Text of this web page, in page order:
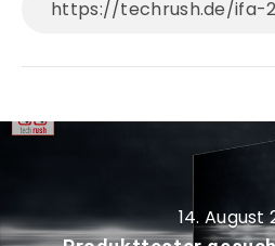
14. August